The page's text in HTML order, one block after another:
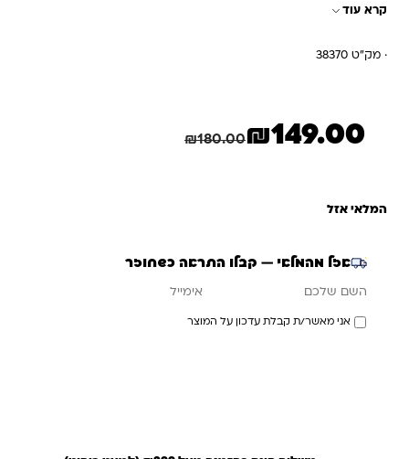
קרא עוד
· מק"ט 38370
₪180.00
המחיר המקורי היה: ₪180.00.
₪149.00
המחיר הנוכחי הוא: ₪149.00.
המלאי אזל
אזל מהמלאי — קבלו התראה כשחוזר
אני מאשר/ת קבלת עדכון על המוצר